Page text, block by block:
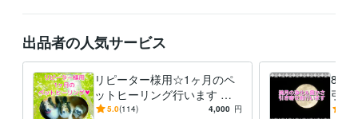
占い ご縁結び 潜在意識書き換え（勾玉セラピー） 総合スピリチュ
ヒーリング 占い 霊感タロット
オラクルカード
潜在意識
出品者の人気サービス
リピーター様用☆1ヶ月のペ
ットヒーリング行います じ
っくり癒してご機嫌に過ごし
5.0(114) 4,000 円
8/
引き
ワー